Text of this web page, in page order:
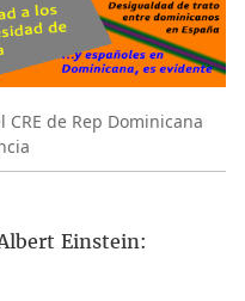
de Rep Dominicana
Einstein: